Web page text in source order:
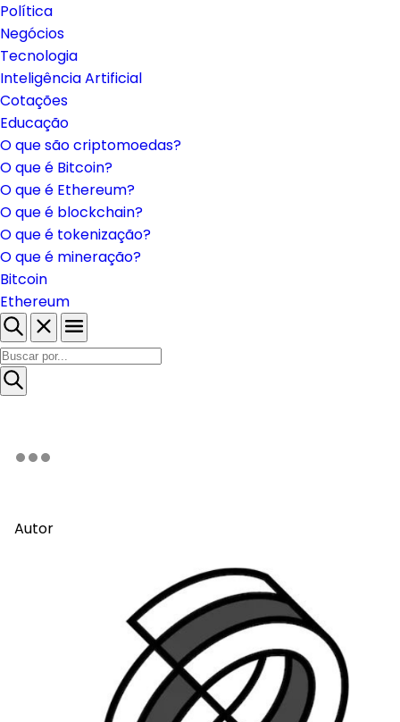
Política
Negócios
Tecnologia
Inteligência Artificial
Cotações
Educação
O que são criptomoedas?
O que é Bitcoin?
O que é Ethereum?
O que é blockchain?
O que é tokenização?
O que é mineração?
Bitcoin
Ethereum
Autor